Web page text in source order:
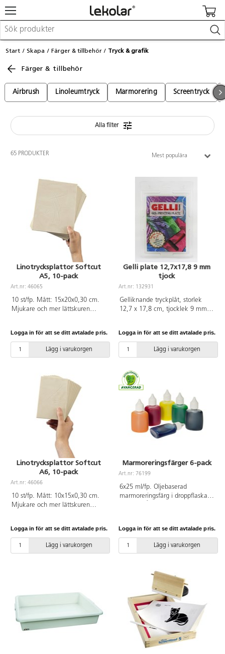
Möbler & inredning
Skapa
Lära
Barnvagnar & småbarnsartiklar
Kontakta Lekolar
Start Skapa Färger & tillbehör Tryck & grafik
Färger & tillbehör
Airbrush Linoleumtryck Marmorering Screentryck
Alla filter
65 PRODUKTER Mest populära
Linotrycksplattor Softcut
A5, 10-pack
Art.nr: 46065
10 st/fp. Mått: 15x20x0,30 cm.
Mjukare och mer lättskuren
enkelt kan skära ut sina motiv,
för att sedan kunna få fram sina
fina konstverk. Av PVC utan
Logga in för att se ditt avtalade pris.
Lägg i varukorgen
Gelli plate 12,7x17,8 9 mm
tjock
Art.nr: 132931
Gelliknande tryckplåt, storlek
12,7 x 17,8 cm, tjocklek 9 mm.
färger och textilfärger är också
kompatibla med gelarket. Giftfri.
Tillverkad av en
Logga in för att se ditt avtalade pris.
Lägg i varukorgen
Linotrycksplattor Softcut
A6, 10-pack
Art.nr: 46066
10 st/fp. Mått: 10x15x0,30 cm.
Mjukare och mer lättskuren
enkelt kan skära ut sina motiv,
för att sedan kunna få fram sina
fina konstverk. Av PVC utan
Logga in för att se ditt avtalade pris.
Lägg i varukorgen
Marmoreringsfärger 6-pack
Art.nr: 76199
6x25 ml/fp. Oljebaserad
marmoreringsfärg i droppflaska
droppas ovanpå en vattenyta och
formas till mönster med sticka
eller annat redskap innan
ytor. För bästa resultat börja med
mörkare färger i badet. Enkel
handledning medföljer. PVC-fri.
Från 3 år.
Logga in för att se ditt avtalade pris.
Lägg i varukorgen